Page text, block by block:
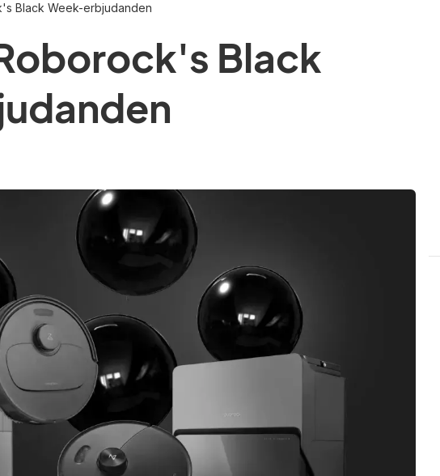
Black Week-erbjudanden
Black